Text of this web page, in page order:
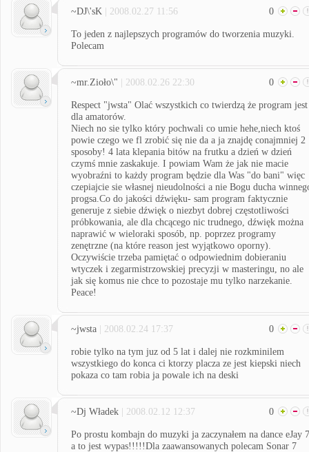
~DJ\'sK | 2008.02.27 11:56 0
To jeden z najlepszych programów do tworzenia muzyki.
Polecam
~mr.Zioło\" | 2008.02.26 22:30 0
Respect "jwsta" Olać wszystkich co twierdzą że program jest
dla amatorów.
Niech no sie tylko który pochwali co umie hehe,niech ktoś
powie czego we fl zrobić się nie da a ja znajdę conajmniej 2
sposoby! 4 lata klepania bitów na frutku a dzień w dzień
czymś mnie zaskakuje. I powiam Wam że jak nie macie
wyobraźni to każdy program będzie dla Was "do bani" więc
czepiajcie sie własnej nieudolności a nie Bogu ducha
progsa.Co do jakości dźwięku- sam program faktycznie
generuje z siebie dźwięk o niezbyt dobrej częstotliwości
próbkowania, ale dla chcącego nic trudnego, dźwięk można
naprawić w wieloraki sposób, np. poprzez programy
zenętrzne (na które reason jest wyjątkowo oporny).
Oczywiście trzeba pamiętać o odpowiednim dobieraniu
wtyczek i zegarmistrzowskiej precyzji w masteringu, no ale
jak się komus nie chce to pozostaje mu tylko narzekanie.
Peace!
~jwsta | 2008.02.24 17:37 0
robie tylko na tym juz od 5 lat i dalej nie rozkminilem
wszystkiego do konca ci ktorzy placza ze jest kiepski niech
pokaza co tam robia ja powale ich na deski
~Dj Władek | 2008.02.12 12:37 0
Po prostu kombajn do muzyki ja zaczynałem na dance eJay 7
a to jest wypas!!!!!Dla zaawansowanych polecam Sonar 7